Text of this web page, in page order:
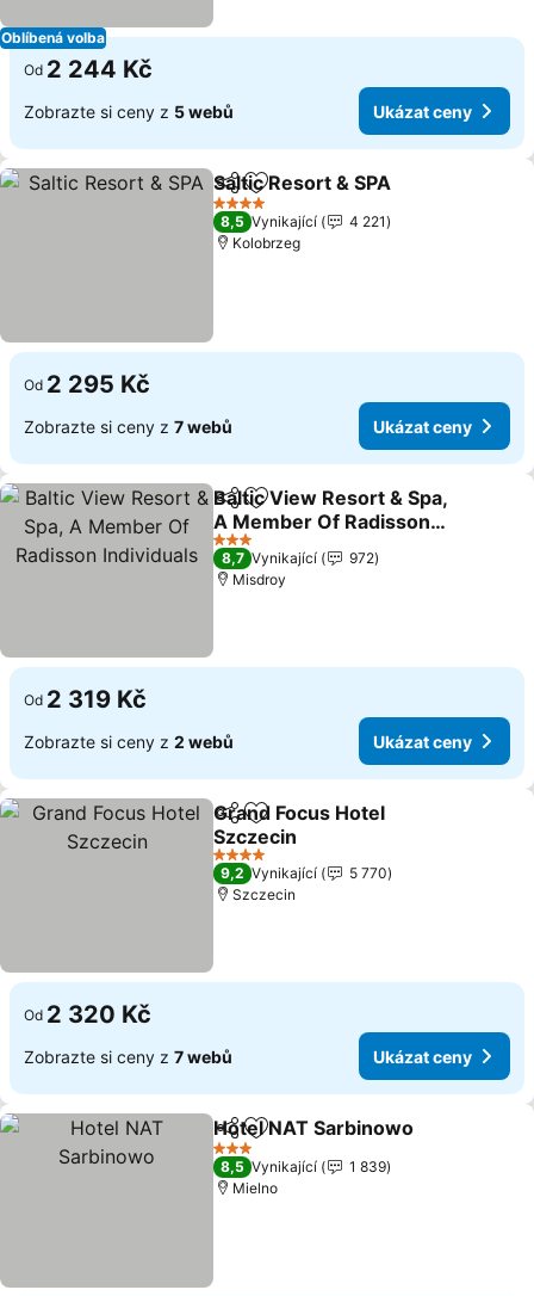
Oblíbená volba
Od 2 244 Kč
Zobrazte si ceny z 5 webů Ukázat ceny
SdíletPřidat na seznam oblíbených
Saltic Resort & SPA
4 Počet hvězdiček
8,5 Vynikající
4 221
Kolobrzeg
Od 2 295 Kč
Zobrazte si ceny z 7 webů Ukázat ceny
SdíletPřidat na seznam oblíbených
Baltic View Resort & Spa,
A Member Of Radisson
Individuals
Ukázat ceny
3 Počet hvězdiček
8,7 Vynikající
972
Misdroy
Od 2 319 Kč
Zobrazte si ceny z 2 webů Ukázat ceny
SdíletPřidat na seznam oblíbených
Grand Focus Hotel
Szczecin
Ukázat ceny
4 Počet hvězdiček
9,2 Vynikající
5 770
Szczecin
Od 2 320 Kč
Zobrazte si ceny z 7 webů Ukázat ceny
SdíletPřidat na seznam oblíbených
Hotel NAT Sarbinowo
3 Počet hvězdiček
8,5 Vynikající
1 839
Mielno